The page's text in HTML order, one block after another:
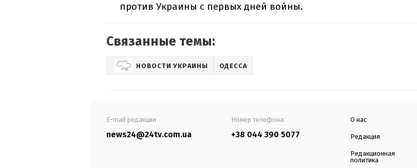
против Украины с первых дней войны.
Связанные темы:
НОВОСТИ УКРАИНЫ ОДЕССА
E-mail редакции
news24@24tv.com.ua
Номер телефона:
+38 044 390 5077
О нас
Редакция
Редакционная
политика